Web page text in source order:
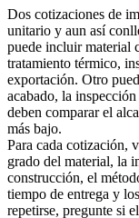
Dos cotizaciones de
unitario y aun así
puede incluir material
tratamiento térmico,
exportación. Otro
acabado, la
deben comparar el
más bajo.
Para cada cotización,
grado del material, la
construcción, el
tiempo de entrega y
repetirse, pregunte si